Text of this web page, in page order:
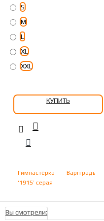
S
M
L
XL
XXL
КУПИТЬ
Гимнастёрка
‘1915’ серая
Варгградъ
Вы смотрели: